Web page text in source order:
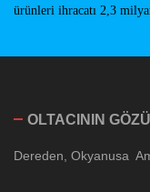
ürünleri ihracatı 2,3
OLTACININ
Dereden, Okyanusa